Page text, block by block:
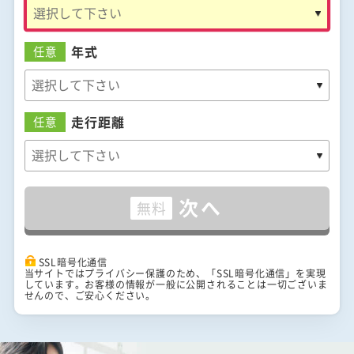
任意 年式
任意 走行距離
無料 次へ
SSL暗号化通信
当サイトではプライバシー保護のため、「SSL暗号化通信」を実現
しています。お客様の情報が一般に公開されることは一切ございま
せんので、ご安心ください。